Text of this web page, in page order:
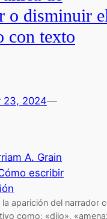
o disminuir
con texto
23, 2024—
A. Grain
escribir
aparición del narrador
como: «dijo»,